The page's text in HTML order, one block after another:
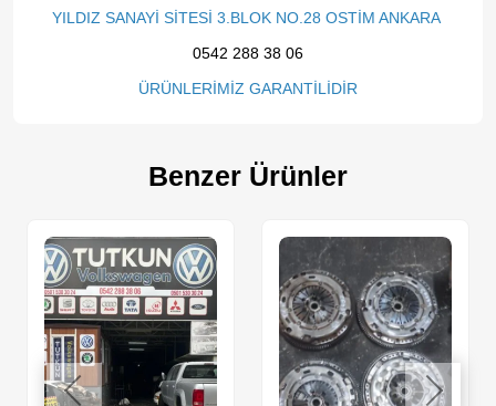
YILDIZ SANAYİ SİTESİ 3.BLOK NO.28 OSTİM ANKARA
0542 288 38 06
ÜRÜNLERİMİZ GARANTİLİDİR
Benzer Ürünler